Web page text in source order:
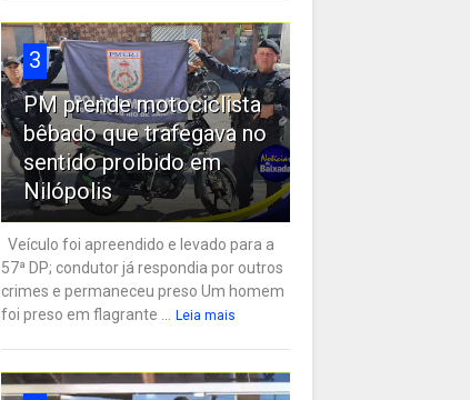
3
PM prende motociclista
bêbado que trafegava no
sentido proibido em
Nilópolis
Veículo foi apreendido e levado para a
57ª DP; condutor já respondia por outros
crimes e permaneceu preso Um homem
foi preso em flagrante ... Leia mais